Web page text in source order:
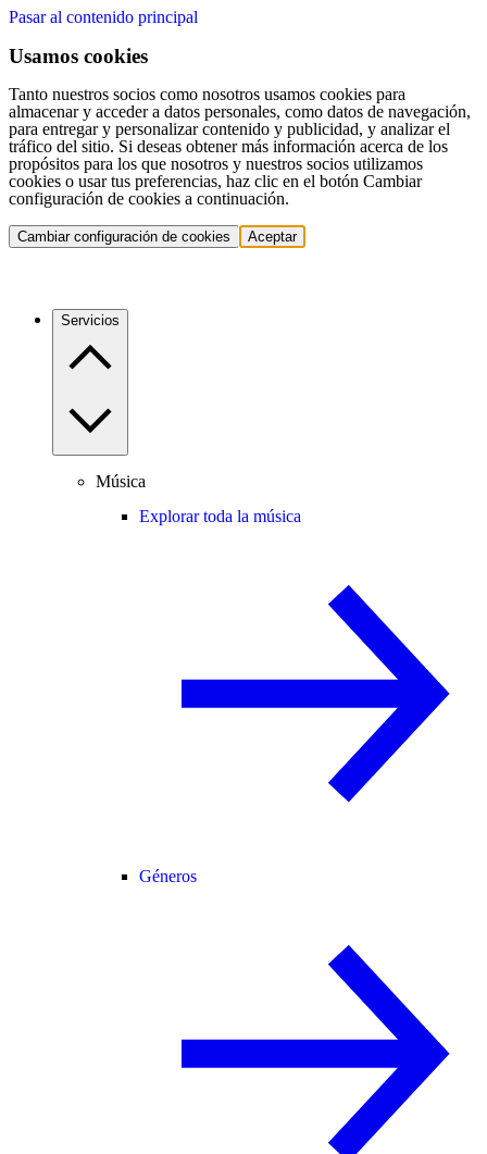
Pasar al contenido principal
Usamos cookies
Tanto nuestros socios como nosotros usamos cookies para
almacenar y acceder a datos personales, como datos de navegación,
para entregar y personalizar contenido y publicidad, y analizar el
tráfico del sitio. Si deseas obtener más información acerca de los
propósitos para los que nosotros y nuestros socios utilizamos
cookies o usar tus preferencias, haz clic en el botón Cambiar
configuración de cookies a continuación.
Cambiar configuración de cookies Aceptar
Servicios
Música
Explorar toda la música
Géneros